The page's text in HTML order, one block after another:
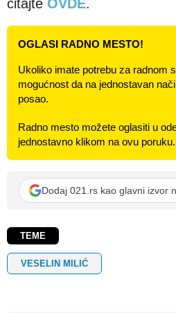
čitajte OVDE.
OGLASI RADNO MESTO!
Ukoliko imate potrebu za radnom
mogućnost da na jednostavan
posao.
Radno mesto možete oglasiti u
jednostavno klikom na ovu poruku.
Dodaj 021.rs kao glavni izvor
TEME
VESELIN MILIĆ